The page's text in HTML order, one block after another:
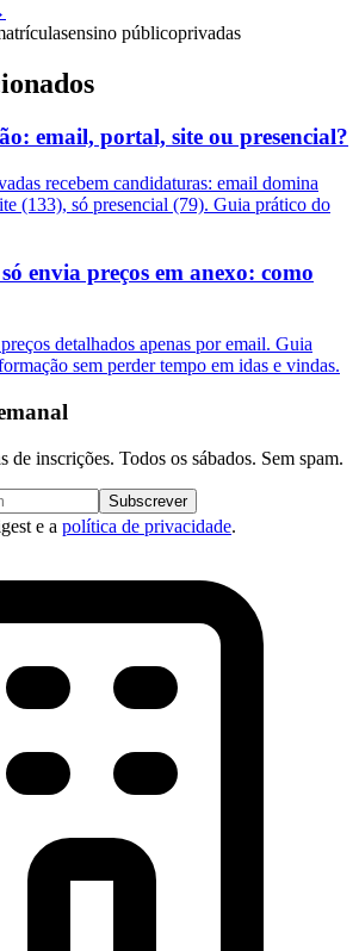
ensino públicoprivadas
email, portal, site ou presencial?
recebem candidaturas: email domina
(133), só presencial (79). Guia prático do
envia preços em anexo: como
detalhados apenas por email. Guia
sem perder tempo em idas e vindas.
de inscrições. Todos os sábados. Sem spam.
Subscrever
e a política de privacidade.